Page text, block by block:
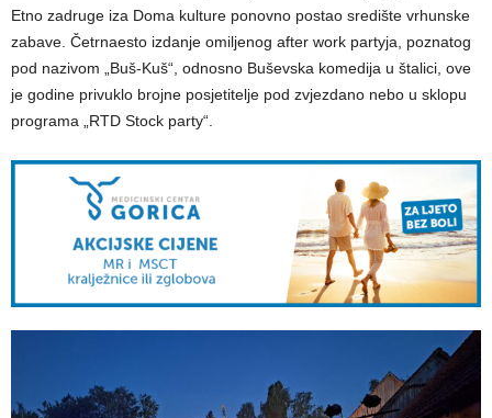
Etno zadruge iza Doma kulture ponovno postao središte vrhunske
zabave. Četrnaesto izdanje omiljenog after work partyja, poznatog
pod nazivom „Buš-Kuš“, odnosno Buševska komedija u štalici, ove
je godine privuklo brojne posjetitelje pod zvjezdano nebo u sklopu
programa „RTD Stock party“.